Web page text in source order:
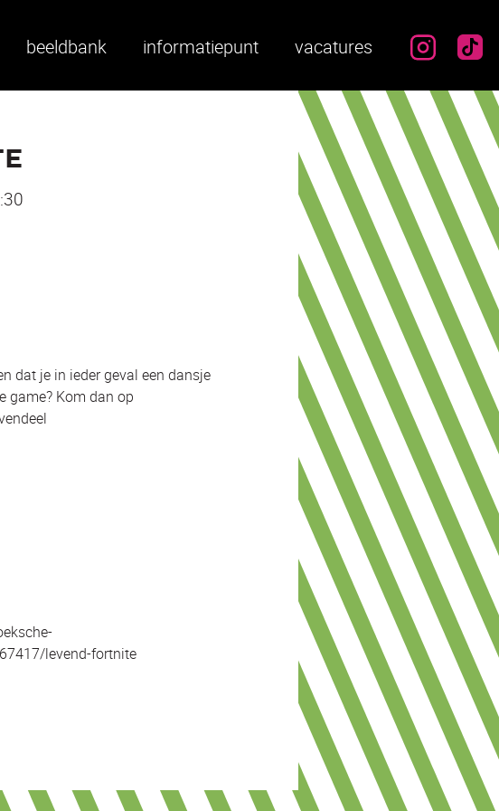
beeldbank informatiepunt vacatures
dat je in ieder geval een dansje
game? Kom dan op
levend-fortnite